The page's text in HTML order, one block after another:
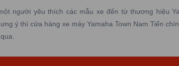
người yêu thích các mẫu xe đến từ thương hiệu
ý thì cửa hàng xe máy Yamaha Town Nam Tiến